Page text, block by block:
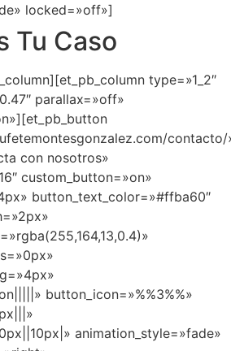
locked=»off»]
Tu Caso
type=»1_2″
parallax=»off»
contacto/
con nosotros»
custom_button=»on»
button_text_color=»#ffba60″
button_icon=»%%3%%»
animation_style=»fade»